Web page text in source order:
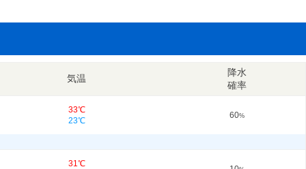
気温
降水
確率
33℃
23℃
60%
31℃